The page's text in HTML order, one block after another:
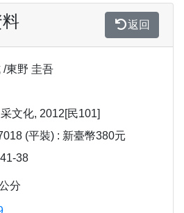
返回
/東野 圭吾
文化, 2012[民101]
(平裝) : 新臺幣380元
38
分